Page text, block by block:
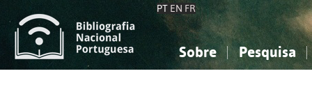
PT EN FR
Sobre Pesquisa